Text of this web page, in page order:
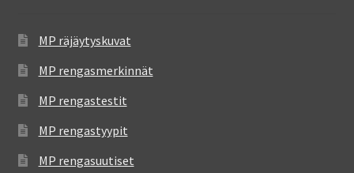
MP räjäytyskuvat
MP rengasmerkinnät
MP rengastestit
MP rengastyypit
MP rengasuutiset